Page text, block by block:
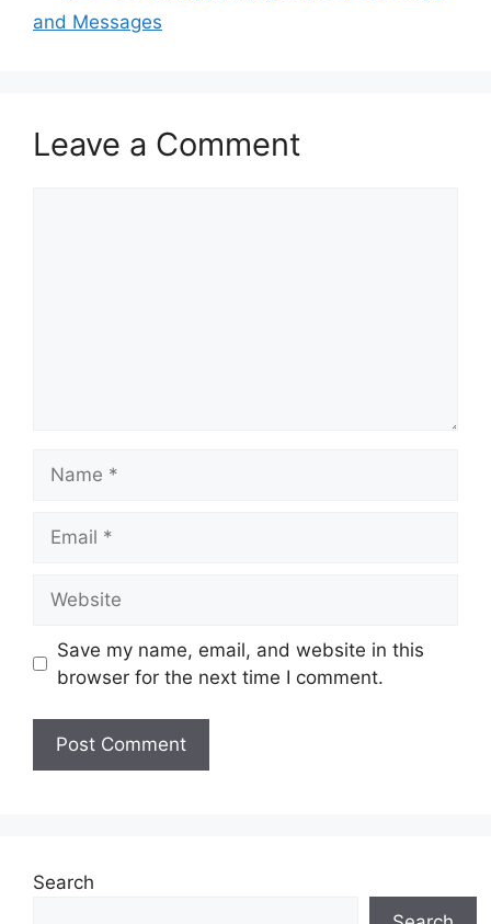
and Messages
Leave a Comment
Save my name, email, and website in this
browser for the next time I comment.
Search